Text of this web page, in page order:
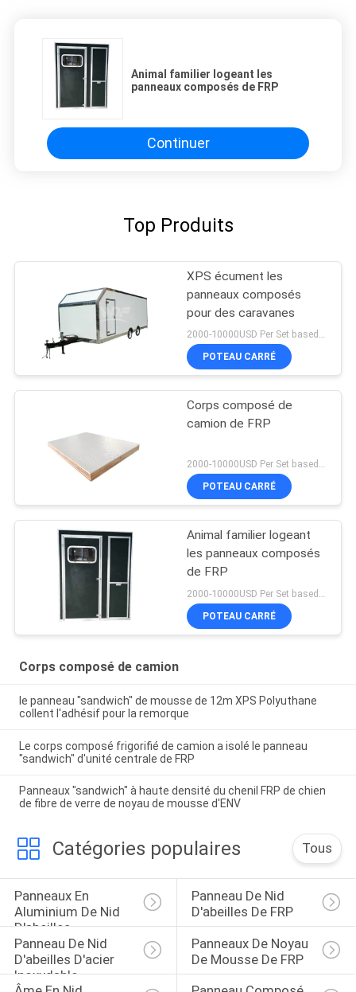
Animal familier logeant les
panneaux composés de FRP
Continuer
Top Produits
XPS écument les
panneaux composés
pour des caravanes
2000-10000USD Per Set based on Spec MOQ:5sets
POTEAU CARRÉ
Corps composé de
camion de FRP
2000-10000USD Per Set based on Spec MOQ:5sets
POTEAU CARRÉ
Animal familier logeant
les panneaux composés
de FRP
POTEAU CARRÉ
Corps composé de camion
le panneau "sandwich" de mousse de 12m XPS Polyuthane
collent l'adhésif pour la remorque
Le corps composé frigorifié de camion a isolé le panneau
"sandwich" d'unité centrale de FRP
Panneaux "sandwich" à haute densité du chenil FRP de chien
de fibre de verre de noyau de mousse d'ENV
Catégories populaires Tous
Panneaux En
Aluminium De Nid
D'abeilles
Panneau De Nid
D'abeilles De FRP
Panneau De Nid
D'abeilles D'acier
Inoxydable
Panneaux De Noyau
De Mousse De FRP